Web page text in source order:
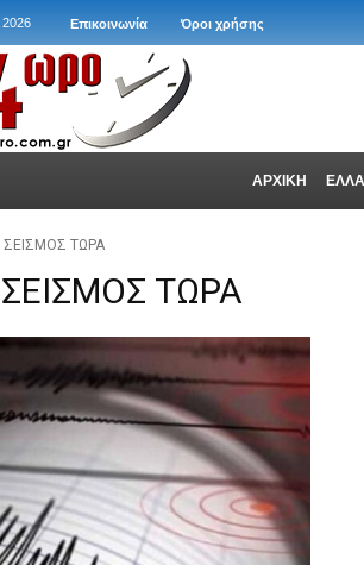
2026 Επικοινωνία Όροι χρήσης
ΑΡΧΙΚΗ
ΣΕΙΣΜΟΣ ΤΩΡΑ
ΣΕΙΣΜΟΣ ΤΩΡΑ